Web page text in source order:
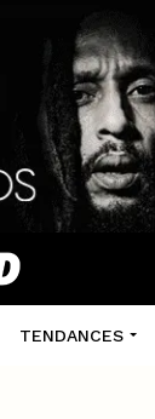
TENDANCES